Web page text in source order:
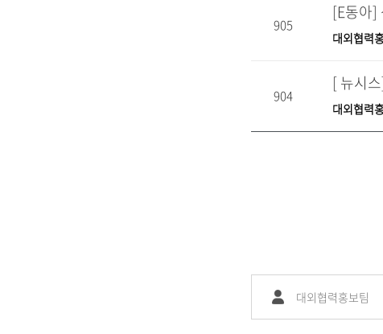
905
[E동아]
대외협력
904
[ 뉴시
대외협력
대외협력홍보팀